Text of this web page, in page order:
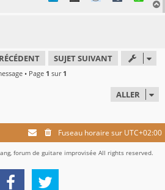
SUJET SUIVANT
• Page 1 sur 1
ALLER
Fuseau horaire sur UTC+02:00
forum de guitare improvisée All rights reserved.